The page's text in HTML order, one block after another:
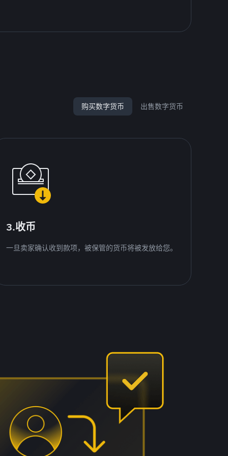
购买数字货币 出售数字货币
3.收币
一旦卖家确认收到款项，被保管的货币将被发放给您。